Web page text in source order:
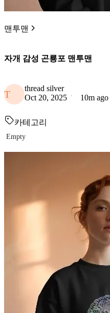
맨투맨
자개 감성 곤룡포 맨투맨
T
thread silver
Oct 20, 2025
10m ago
카테고리
Empty